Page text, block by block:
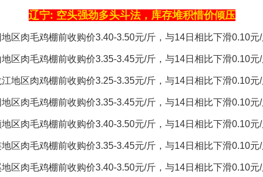
辽宁: 空头强劲多头斗法，库存堆积惜价倾压
区肉毛鸡棚前收购价3.40-3.50元/斤，与14日相比下滑0.10元/
区肉毛鸡棚前收购价3.35-3.45元/斤，与14日相比下滑0.10元/
地区肉鸡棚前收购价3.25-3.35元/斤，与14日相比下滑0.10元/
区肉毛鸡棚前收购价3.35-3.45元/斤，与14日相比下滑0.10元/
区肉毛鸡棚前收购价3.40-3.50元/斤，与14日相比下滑0.10元/
地区肉毛鸡棚前收购价3.35-3.45元/斤，与14日相比下滑0.10元/
区肉毛鸡棚前收购价3.40-3.50元/斤，与14日相比下滑0.10元/